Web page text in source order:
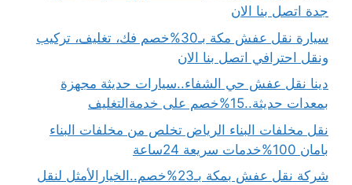
جدة اتصل بنا الان
سيارة نقل عفش مكة بـ30%خصم فك، تغليف، تركيب
ونقل احترافي اتصل بنا الان
دينا نقل عفش حي الشفاء..سيارات حديثة مجهزة
بمعدات حديثة..15%خصم على خدمةالتغليف
نقل مخلفات البناء الرياض تخلص من مخلفات البناء
بامان 100%خدمات سريعة 24ساعة
شركة نقل عفش بمكة بـ23%خصم..الخيارالأمثل لنقل